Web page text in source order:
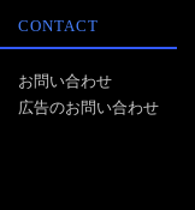
CONTACT
お問い合わせ
広告のお問い合わせ